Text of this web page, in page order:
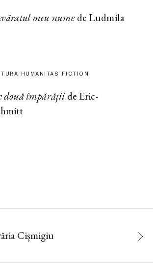
meu numede Ludmila
HUMANITAS FICTION
două împărățiide Eric-
Cișmigiu